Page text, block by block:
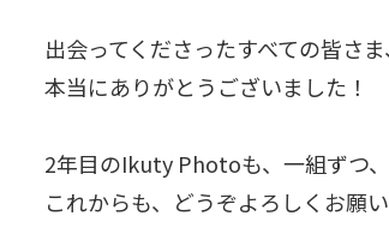
出会ってくださったすべての皆さ
本当にありがとうございました！
2年目のIkuty Photoも、一組ずつ、
これからも、どうぞよろしくお願い